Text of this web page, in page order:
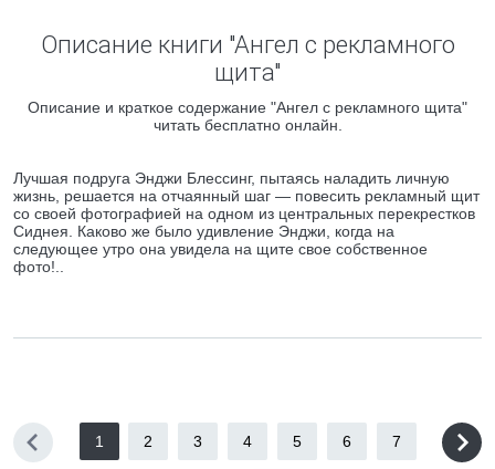
Описание книги "Ангел с рекламного
щита"
Описание и краткое содержание "Ангел с рекламного щита"
читать бесплатно онлайн.
Лучшая подруга Энджи Блессинг, пытаясь наладить личную
жизнь, решается на отчаянный шаг — повесить рекламный щит
со своей фотографией на одном из центральных перекрестков
Сиднея. Каково же было удивление Энджи, когда на
следующее утро она увидела на щите свое собственное
фото!..
1 2 3 4 5 6 7